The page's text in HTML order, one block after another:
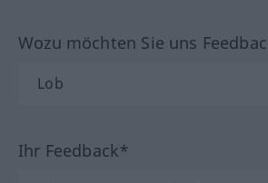
Wozu möchten Sie uns
Ihr Feedback*